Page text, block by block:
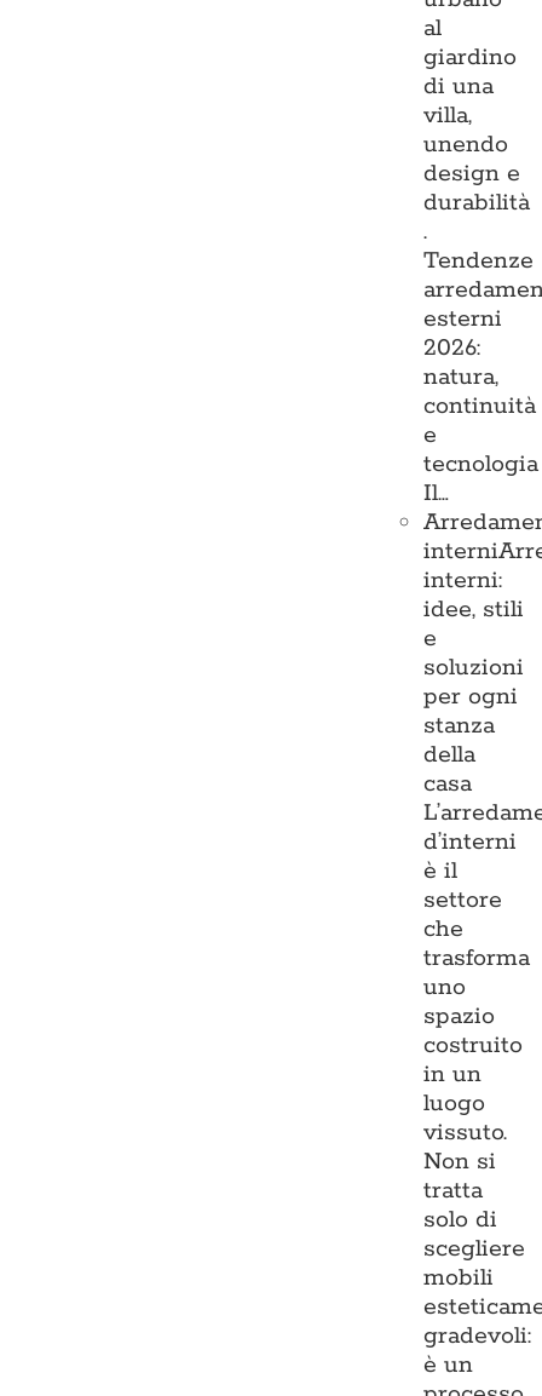
al
giardino
di una
villa,
unendo
design e
durabilità
.
Tendenze
esterni
2026:
natura,
continuità
e
tecnologia
Il…
interni
interni:
idee, stili
e
soluzioni
per ogni
stanza
della
casa
d’interni
è il
settore
che
trasforma
uno
spazio
costruito
in un
luogo
vissuto.
Non si
tratta
solo di
scegliere
mobili
gradevoli:
è un